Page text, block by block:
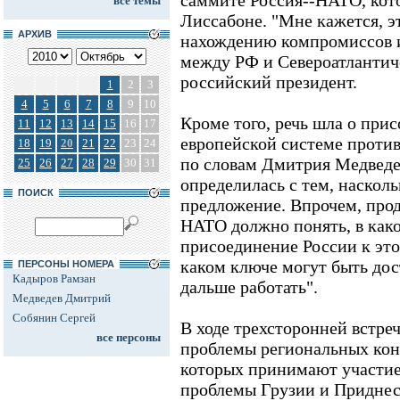
АРХИВ
1 2
3
4
5 6 7 8 9
10
11
12 13 14 15 16
17
18
19 20 21 22 23 24
25
26 27 28 29 30 31
ПОИСК
ПЕРСОНЫ НОМЕРА
Кадыров Рамзан
Медведев Дмитрий
Собянин Сергей
все персоны
Лиссабоне. "Мне кажется,
нахождению компромиссов
между РФ и
российский президент.
Кроме того, речь шла о
европейской системе
по словам Дмитрия
определилась с тем,
предложение. Впрочем,
НАТО должно понять, в
присоединение России к
каком ключе могут быть
дальше работать".
В ходе трехсторонней
проблемы региональных
которых принимают
проблемы Грузии и